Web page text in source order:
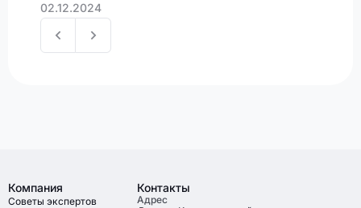
02.12.2024
Компания
Советы экспертов
Контакты
Адрес